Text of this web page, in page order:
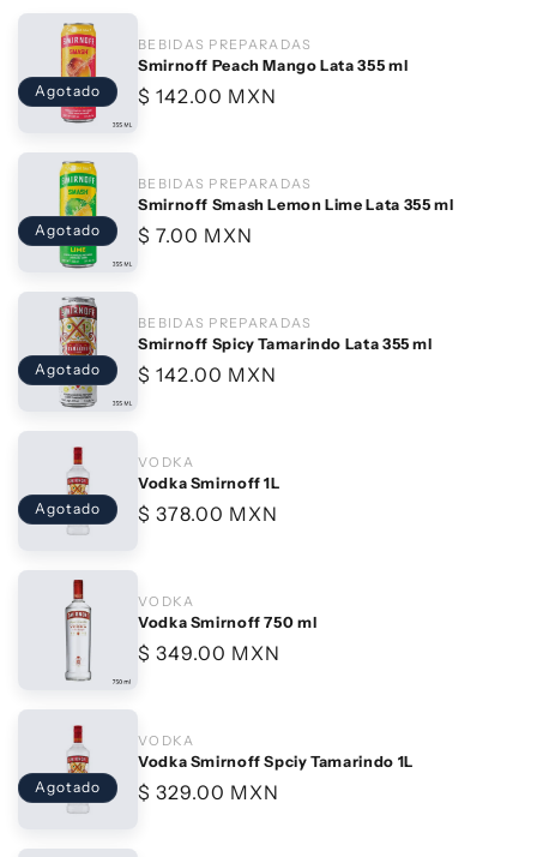
f
fAgotado
BEBIDAS PREPARADAS
Smirnoff Peach Mango Lata 355 ml
Precio
$ 142.00 MXN
Agotado
BEBIDAS PREPARADAS
Smirnoff Smash Lemon Lime Lata 355 ml
Precio
$ 7.00 MXN
Agotado
BEBIDAS PREPARADAS
Smirnoff Spicy Tamarindo Lata 355 ml
Precio
$ 142.00 MXN
Agotado
VODKA
Vodka Smirnoff 1L
Precio
$ 378.00 MXN
VODKA
Vodka Smirnoff 750 ml
Precio
$ 349.00 MXN
Agotado
VODKA
Vodka Smirnoff Spciy Tamarindo 1L
Precio
$ 329.00 MXN